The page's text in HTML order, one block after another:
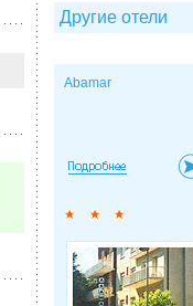
Другие отели
Abamar